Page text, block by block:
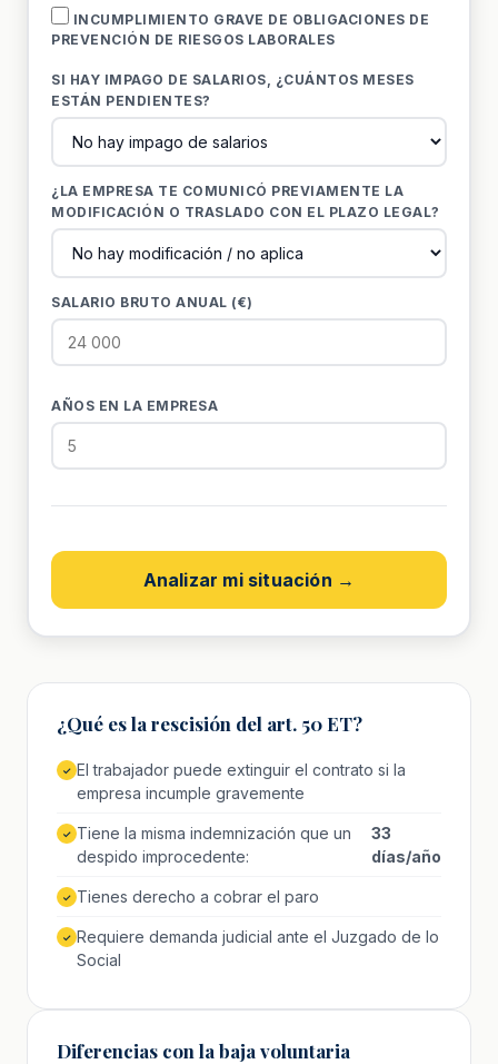
INCUMPLIMIENTO GRAVE DE OBLIGACIONES DE
PREVENCIÓN DE RIESGOS LABORALES
SI HAY IMPAGO DE SALARIOS, ¿CUÁNTOS MESES
ESTÁN PENDIENTES?
¿LA EMPRESA TE COMUNICÓ PREVIAMENTE LA
MODIFICACIÓN O TRASLADO CON EL PLAZO LEGAL?
SALARIO BRUTO ANUAL (€)
AÑOS EN LA EMPRESA
Analizar mi situación →
¿Qué es la rescisión del art. 50 ET?
✓ El trabajador puede extinguir el contrato si la
empresa incumple gravemente
✓ Tiene la misma indemnización que un
despido improcedente:
33
días/año
✓ Tienes derecho a cobrar el paro
✓ Requiere demanda judicial ante el Juzgado de lo
Social
Diferencias con la baja voluntaria